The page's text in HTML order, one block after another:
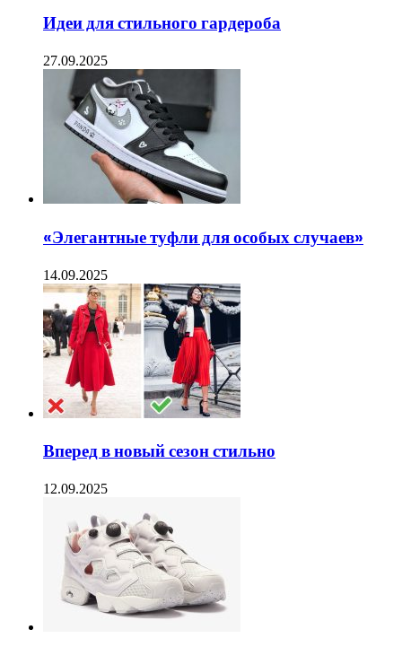
Идеи для стильного гардероба
27.09.2025
«Элегантные туфли для особых случаев»
14.09.2025
Вперед в новый сезон стильно
12.09.2025